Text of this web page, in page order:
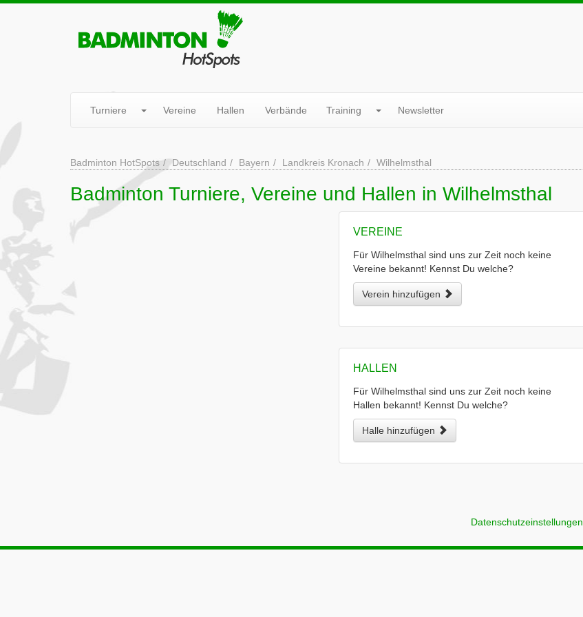
Turniere Vereine Hallen Verbände Training Newsletter
Badminton HotSpots Deutschland Bayern Landkreis Kronach Wilhelmsthal
Badminton Turniere, Vereine und Hallen in Wilhelmsthal
VEREINE
Für Wilhelmsthal sind uns zur Zeit noch keine
Vereine bekannt! Kennst Du welche?
Verein hinzufügen
HALLEN
Für Wilhelmsthal sind uns zur Zeit noch keine
Hallen bekannt! Kennst Du welche?
Halle hinzufügen
Datenschutzeinstellungen